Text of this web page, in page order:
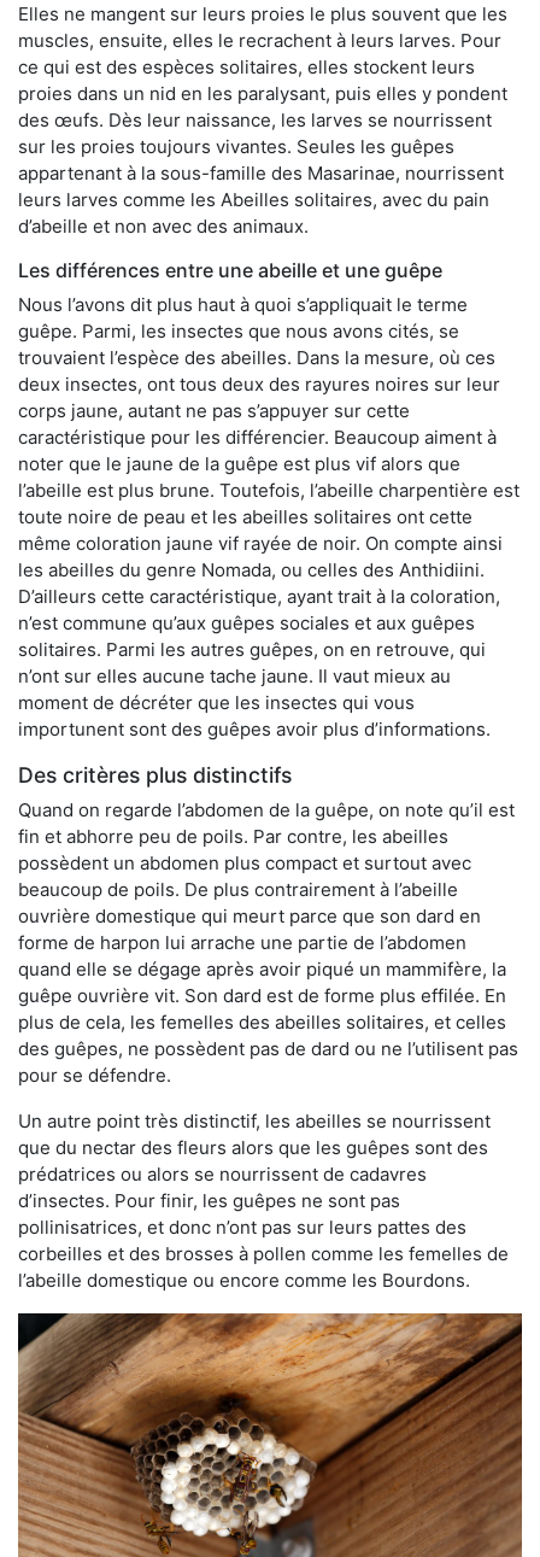
Elles ne mangent sur leurs proies le plus souvent que les
muscles, ensuite, elles le recrachent à leurs larves. Pour
ce qui est des espèces solitaires, elles stockent leurs
proies dans un nid en les paralysant, puis elles y pondent
des œufs. Dès leur naissance, les larves se nourrissent
sur les proies toujours vivantes. Seules les guêpes
appartenant à la sous-famille des Masarinae, nourrissent
leurs larves comme les Abeilles solitaires, avec du pain
d’abeille et non avec des animaux.
Les différences entre une abeille et une guêpe
Nous l’avons dit plus haut à quoi s’appliquait le terme
guêpe. Parmi, les insectes que nous avons cités, se
trouvaient l’espèce des abeilles. Dans la mesure, où ces
deux insectes, ont tous deux des rayures noires sur leur
corps jaune, autant ne pas s’appuyer sur cette
caractéristique pour les différencier. Beaucoup aiment à
noter que le jaune de la guêpe est plus vif alors que
l’abeille est plus brune. Toutefois, l’abeille charpentière est
toute noire de peau et les abeilles solitaires ont cette
même coloration jaune vif rayée de noir. On compte ainsi
les abeilles du genre Nomada, ou celles des Anthidiini.
D’ailleurs cette caractéristique, ayant trait à la coloration,
n’est commune qu’aux guêpes sociales et aux guêpes
solitaires. Parmi les autres guêpes, on en retrouve, qui
n’ont sur elles aucune tache jaune. Il vaut mieux au
moment de décréter que les insectes qui vous
importunent sont des guêpes avoir plus d’informations.
Des critères plus distinctifs
Quand on regarde l’abdomen de la guêpe, on note qu’il est
fin et abhorre peu de poils. Par contre, les abeilles
possèdent un abdomen plus compact et surtout avec
beaucoup de poils. De plus contrairement à l’abeille
ouvrière domestique qui meurt parce que son dard en
forme de harpon lui arrache une partie de l’abdomen
quand elle se dégage après avoir piqué un mammifère, la
guêpe ouvrière vit. Son dard est de forme plus effilée. En
plus de cela, les femelles des abeilles solitaires, et celles
des guêpes, ne possèdent pas de dard ou ne l’utilisent pas
pour se défendre.
Un autre point très distinctif, les abeilles se nourrissent
que du nectar des fleurs alors que les guêpes sont des
prédatrices ou alors se nourrissent de cadavres
d’insectes. Pour finir, les guêpes ne sont pas
pollinisatrices, et donc n’ont pas sur leurs pattes des
corbeilles et des brosses à pollen comme les femelles de
l’abeille domestique ou encore comme les Bourdons.